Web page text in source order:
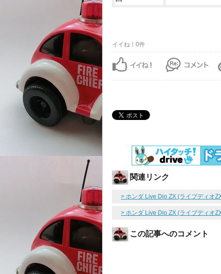
イイね！0件
関連リンク
> ホンダ Live Dio ZX (ライブディオ
> ホンダ Live Dio ZX (ライブディオ
この記事へのコメント